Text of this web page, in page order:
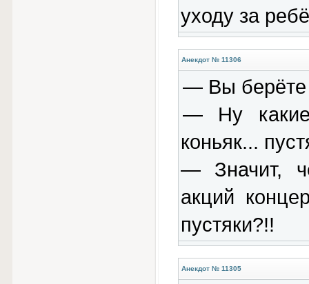
уходу за
Анекдот № 11306
— Вы берёте
— Ну какие
коньяк...
— Значит,
акций
пустяки?!!
Анекдот № 11305